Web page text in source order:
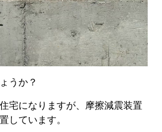
うか？
宅になりますが、摩擦減震装置
しています。